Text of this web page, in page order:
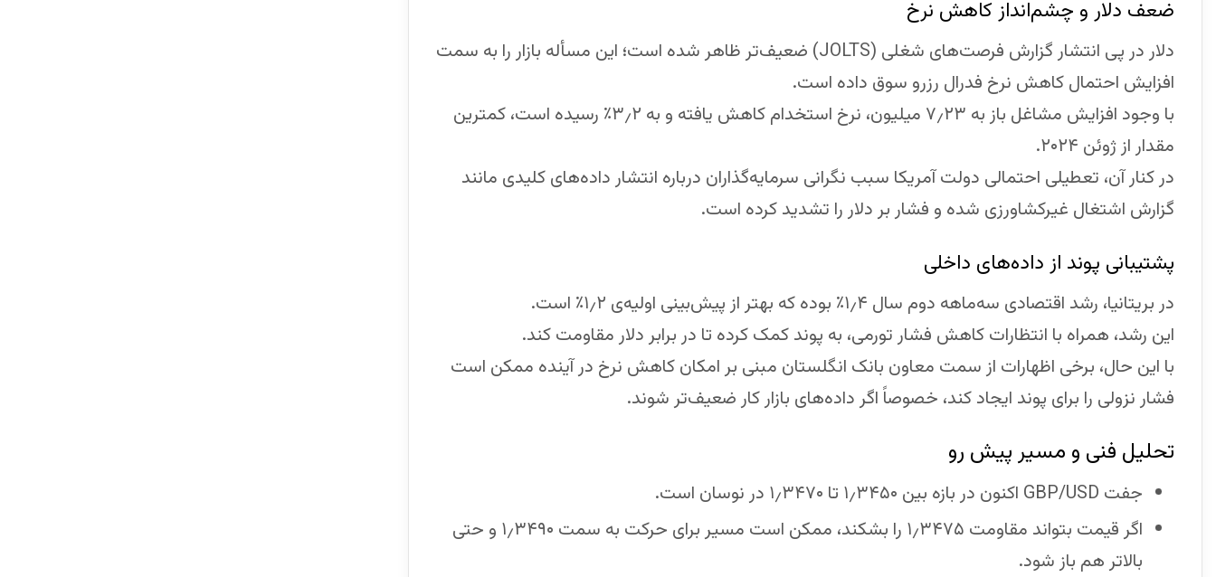
ضعف دلار و چشم‌انداز کاهش نرخ
دلار در پی انتشار گزارش فرصت‌های شغلی (JOLTS) ضعیف‌تر ظاهر شده است؛ این مسأله بازار را به سمت
افزایش احتمال کاهش نرخ فدرال رزرو سوق داده است.
با وجود افزایش مشاغل باز به ۷٫۲۳ میلیون، نرخ استخدام کاهش یافته و به ۳٫۲٪ رسیده است، کمترین
مقدار از ژوئن ۲۰۲۴.
در کنار آن، تعطیلی احتمالی دولت آمریکا سبب نگرانی سرمایه‌گذاران درباره انتشار داده‌های کلیدی مانند
گزارش اشتغال غیرکشاورزی شده و فشار بر دلار را تشدید کرده است.
پشتیبانی پوند از داده‌های داخلی
در بریتانیا، رشد اقتصادی سه‌ماهه دوم سال ۱٫۴٪ بوده که بهتر از پیش‌بینی اولیه‌ی ۱٫۲٪ است.
این رشد، همراه با انتظارات کاهش فشار تورمی، به پوند کمک کرده تا در برابر دلار مقاومت کند.
با این حال، برخی اظهارات از سمت معاون بانک انگلستان مبنی بر امکان کاهش نرخ در آینده ممکن است
فشار نزولی را برای پوند ایجاد کند، خصوصاً اگر داده‌های بازار کار ضعیف‌تر شوند.
تحلیل فنی و مسیر پیش رو
جفت GBP/USD اکنون در بازه بین ۱٫۳۴۵۰ تا ۱٫۳۴۷۰ در نوسان است.
اگر قیمت بتواند مقاومت ۱٫۳۴۷۵ را بشکند، ممکن است مسیر برای حرکت به سمت ۱٫۳۴۹۰ و حتی
بالاتر هم باز شود.